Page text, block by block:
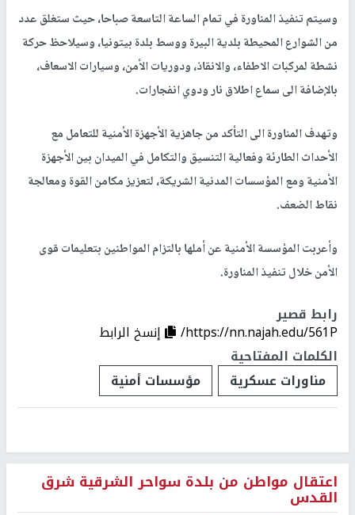
وسيتم تنفيذ المناورة في تمام الساعة التاسعة صباحا، حيث ستغلق عدد
من الشوارع المحيطة بلدية البيرة ووسط بلدة بيتونيا، وسيلاحظ حركة
نشطة لمركبات الاطفاء، والانقاذ، ودوريات الأمن، وسيارات الاسعاف،
بالإضافة الى سماع اطلاق نار ودوي انفجارات.
وتهدف المناورة الى التأكد من جاهزية الأجهزة الأمنية للتعامل مع
الأحداث الطارئة وفعالية التنسيق والتكامل في الميدان بين الأجهزة
الأمنية ومع المؤسسات المدنية الشريكة، لتعزيز مكامن القوة ومعالجة
نقاط الضعف.
وأعربت المؤسسة الأمنية عن أملها بالتزام المواطنين بتعليمات قوى
الأمن خلال تنفيذ المناورة.
رابط قصير
https://nn.najah.edu/561P/
إنسخ الرابط
الكلمات المفتاحية
مناورات عسكرية
مؤسسات أمنية
اعتقال مواطن من بلدة سواحر الشرقية شرق
القدس